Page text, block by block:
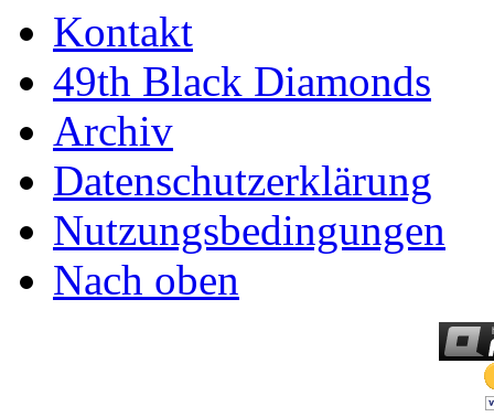
Kontakt
49th Black Diamonds
Archiv
Datenschutzerklärung
Nutzungsbedingungen
Nach oben